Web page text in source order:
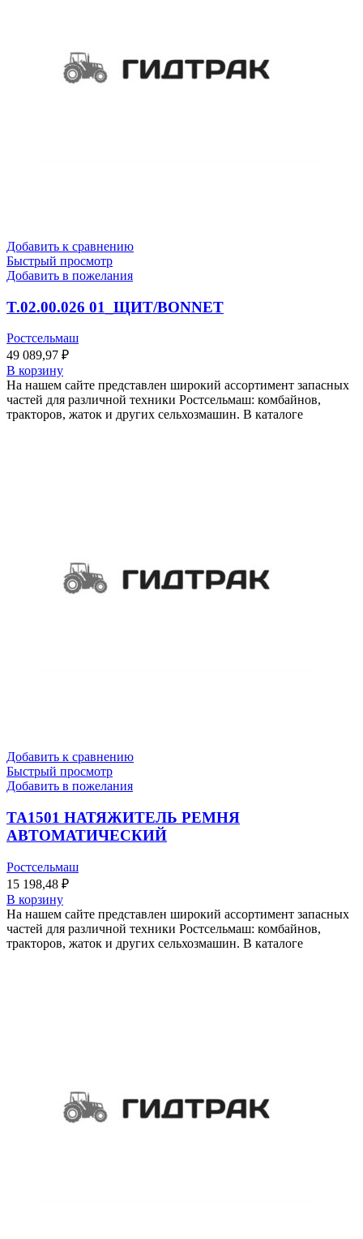
Добавить к сравнению
Быстрый просмотр
Добавить в пожелания
T.02.00.026 01_ЩИТ/BONNET
Ростсельмаш
49 089,97 ₽
В корзину
На нашем сайте представлен широкий ассортимент запасных
частей для различной техники Ростсельмаш: комбайнов,
тракторов, жаток и других сельхозмашин. В каталоге
Добавить к сравнению
Быстрый просмотр
Добавить в пожелания
TA1501 НАТЯЖИТЕЛЬ РЕМНЯ
АВТОМАТИЧЕСКИЙ
Ростсельмаш
15 198,48 ₽
В корзину
На нашем сайте представлен широкий ассортимент запасных
частей для различной техники Ростсельмаш: комбайнов,
тракторов, жаток и других сельхозмашин. В каталоге